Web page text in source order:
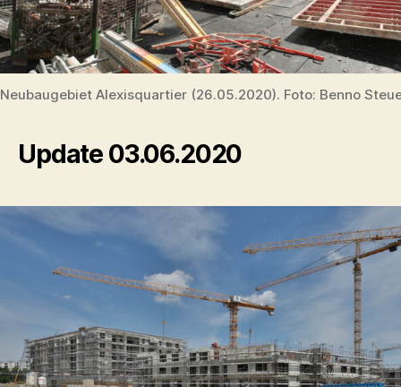
Neubaugebiet Alexisquartier (26.05.2020). Foto: Benno
Update 03.06.2020